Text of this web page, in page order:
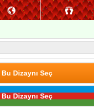
Bu Dizaynı Seç
Bu Dizaynı Seç